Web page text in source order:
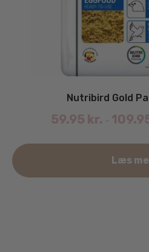
Nutribird Gold
59.95 kr. –
Læs